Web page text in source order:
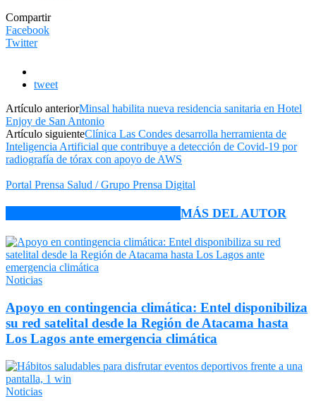
Compartir
Facebook
Twitter
tweet
Artículo anteriorMinsal habilita nueva residencia sanitaria en Hotel
Enjoy de San Antonio
Artículo siguienteClínica Las Condes desarrolla herramienta de
Inteligencia Artificial que contribuye a detección de Covid-19 por
radiografía de tórax con apoyo de AWS
Portal Prensa Salud / Grupo Prensa Digital
MÁS DEL AUTOR
Noticias
Apoyo en contingencia climática: Entel disponibiliza
su red satelital desde la Región de Atacama hasta
Los Lagos ante emergencia climática
Noticias